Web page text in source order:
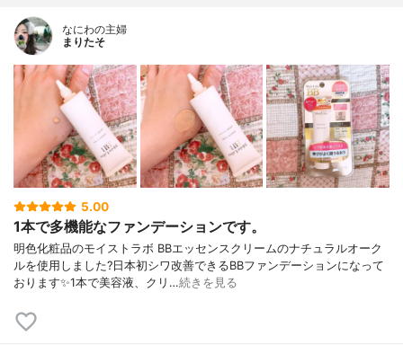
なにわの主婦
まりたそ
5.00
1本で多機能なファンデーションです。
明色化粧品のモイストラボ BBエッセンスクリームのナチュラルオーク
ルを使用しました?日本初シワ改善できるBBファンデーションになって
おります✨1本で美容液、クリ…続きを見る